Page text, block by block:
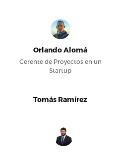
Orlando Alomá
Gerente de Proyectos en un
Startup
Tomás Ramírez